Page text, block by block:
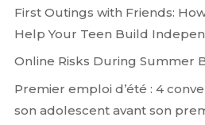
First Outings with Friends:
Help Your Teen Build
Online Risks During Summer
Premier emploi d’été : 4
son adolescent avant son